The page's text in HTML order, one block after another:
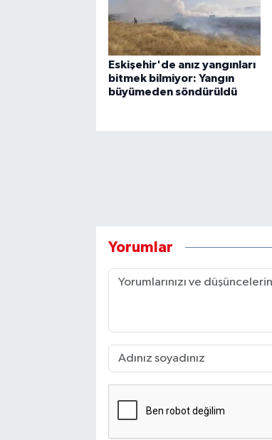
Eskişehir'de anız yangınları
bitmek bilmiyor: Yangın
büyümeden söndürüldü
Yorumlar